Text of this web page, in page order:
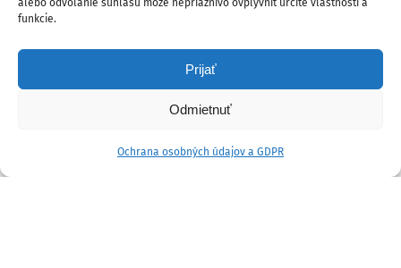
alebo odvolanie súhlasu môže nepriaznivo ovplyvniť určité vlastnosti a
funkcie.
Prijať
Odmietnuť
Ochrana osobných údajov a GDPR